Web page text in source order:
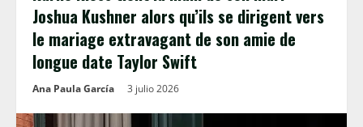
Joshua Kushner alors qu’ils se dirigent vers
le mariage extravagant de son amie de
longue date Taylor Swift
Ana Paula García 3 julio 2026